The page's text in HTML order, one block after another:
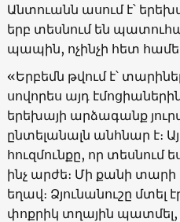
Անտուանն ասում է՝
երբ տեսնում են
պապին, ոչինչի հետ
«Երբեմն թվում է՝
սովորես այդ
երեխայի արձագանք
ընտելանալն անհնար է։
հուզմունքը, որ տեսնում
ինչ արժե։ Մի քանի
եղավ։ Ձյունանուշը մտել
փոքրիկ տղային պատմել,